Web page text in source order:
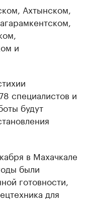
Ахтынском,
и
специалистов и
будут
в Махачкале
были
готовности,
для